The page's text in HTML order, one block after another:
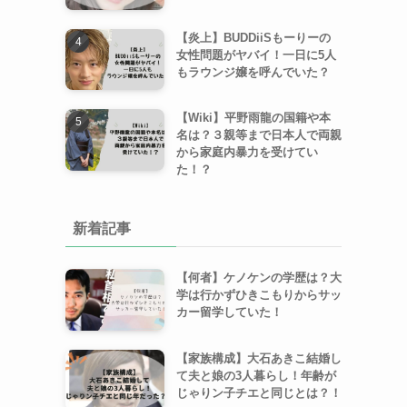
【炎上】BUDDiiSもーりーの
女性問題がヤバイ！一日に5人
もラウンジ嬢を呼んでいた？
【Wiki】平野雨龍の国籍や本
名は？３親等まで日本人で両親
から家庭内暴力を受けてい
た！？
新着記事
【何者】ケノケンの学歴は？大
学は行かずひきこもりからサッ
カー留学していた！
【家族構成】大石あきこ結婚し
て夫と娘の3人暮らし！年齢が
じゃりン子チエと同じとは？！